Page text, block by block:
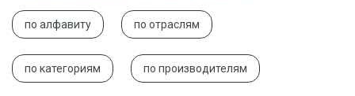
по алфавиту по отраслям
по категориям по производителям